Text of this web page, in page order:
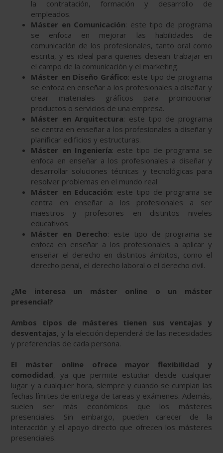
la contratación, formación y desarrollo de
empleados.
Máster en Comunicación: este tipo de programa
se enfoca en mejorar las habilidades de
comunicación de los profesionales, tanto oral como
escrita, y es ideal para quienes desean trabajar en
el campo de la comunicación y el marketing.
Máster en Diseño Gráfico: este tipo de programa
se enfoca en enseñar a los profesionales a diseñar y
crear materiales gráficos para promocionar
productos o servicios de una empresa.
Máster en Arquitectura: este tipo de programa
se centra en enseñar a los profesionales a diseñar y
planificar edificios y estructuras.
Máster en Ingeniería: este tipo de programa se
enfoca en enseñar a los profesionales a diseñar y
desarrollar soluciones técnicas y tecnológicas para
resolver problemas en el mundo real
Máster en Educación: este tipo de programa se
centra en enseñar a los profesionales a ser
maestros y profesores en distintos niveles
educativos.
Máster en Derecho: este tipo de programa se
enfoca en enseñar a los profesionales a aplicar y
enseñar el derecho en distintos ámbitos, como el
derecho penal, el derecho laboral o el derecho civil.
¿Me interesa un máster online o un máster
presencial?
Ambos tipos de másteres tienen sus ventajas y
desventajas, y la elección dependerá de las necesidades
y preferencias de cada persona.
El máster online ofrece mayor flexibilidad y
comodidad, ya que permite estudiar desde cualquier
lugar y a cualquier hora, siempre y cuando se cumplan las
fechas límites de entrega de tareas y exámenes. Además,
suelen ser más económicos que los másteres
presenciales. Sin embargo, pueden carecer de la
interacción y el apoyo directo que ofrecen los másteres
presenciales.